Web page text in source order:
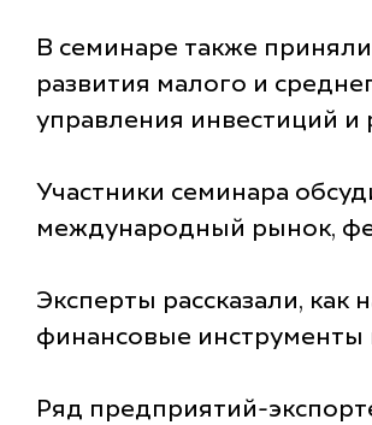
В семинаре также
развития малого и
управления инвестиций
Участники семинара
международный рынок,
Эксперты рассказали,
финансовые инструменты
Ряд предприятий-